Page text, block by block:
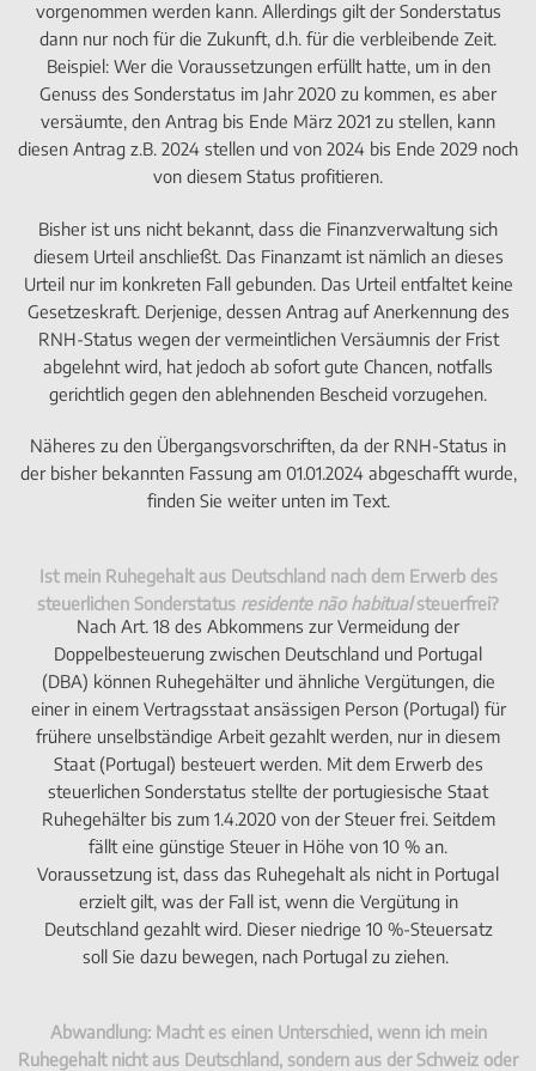
vorgenommen werden kann. Allerdings gilt der Sonderstatus
dann nur noch für die Zukunft, d.h. für die verbleibende Zeit.
Beispiel: Wer die Voraussetzungen erfüllt hatte, um in den
Genuss des Sonderstatus im Jahr 2020 zu kommen, es aber
versäumte, den Antrag bis Ende März 2021 zu stellen, kann
diesen Antrag z.B. 2024 stellen und von 2024 bis Ende 2029 noch
von diesem Status profitieren.
Bisher ist uns nicht bekannt, dass die Finanzverwaltung sich
diesem Urteil anschließt. Das Finanzamt ist nämlich an dieses
Urteil nur im konkreten Fall gebunden. Das Urteil entfaltet keine
Gesetzeskraft. Derjenige, dessen Antrag auf Anerkennung des
RNH-Status wegen der vermeintlichen Versäumnis der Frist
abgelehnt wird, hat jedoch ab sofort gute Chancen, notfalls
gerichtlich gegen den ablehnenden Bescheid vorzugehen.
Näheres zu den Übergangsvorschriften, da der RNH-Status in
der bisher bekannten Fassung am 01.01.2024 abgeschafft wurde,
finden Sie weiter unten im Text.
Ist mein Ruhegehalt aus Deutschland nach dem Erwerb des
steuerlichen Sonderstatus residente não habitualsteuerfrei?
Nach Art. 18 des Abkommens zur Vermeidung der
Doppelbesteuerung zwischen Deutschland und Portugal
(DBA) können Ruhegehälter und ähnliche Vergütungen, die
einer in einem Vertragsstaat ansässigen Person (Portugal) für
frühere unselbständige Arbeit gezahlt werden, nur in diesem
Staat (Portugal) besteuert werden. Mit dem Erwerb des
steuerlichen Sonderstatus stellte der portugiesische Staat
Ruhegehälter bis zum 1.4.2020 von der Steuer frei. Seitdem
fällt eine günstige Steuer in Höhe von 10 % an.
Voraussetzung ist, dass das Ruhegehalt als nicht in Portugal
erzielt gilt, was der Fall ist, wenn die Vergütung in
Deutschland gezahlt wird. Dieser niedrige 10 %-Steuersatz
soll Sie dazu bewegen, nach Portugal zu ziehen.
Abwandlung: Macht es einen Unterschied, wenn ich mein
Ruhegehalt nicht aus Deutschland, sondern aus der Schweiz oder